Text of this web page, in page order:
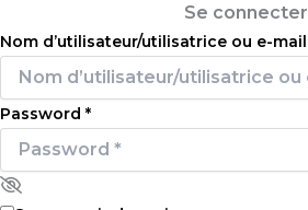
Se connecter
Nom d’utilisateur/utilisatrice ou e-mail
Password *